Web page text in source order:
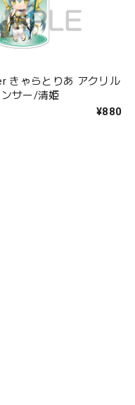
きゃらとりあ アクリル
サー/清姫
¥880